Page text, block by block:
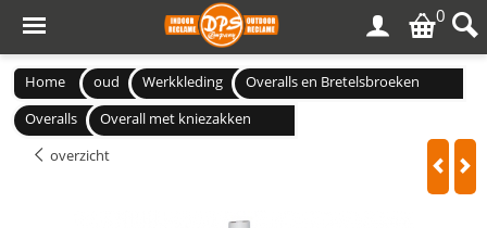
0
Home oud Werkkleding
Overalls en Bretelsbroeken
Overalls
Overall met kniezakken
overzicht